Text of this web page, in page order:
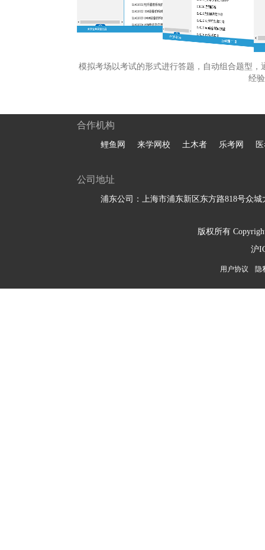
模拟考场以考试的形式进行答题，自动组合题型
经
合作机构
鲤鱼网 来学网校 土木者 乐考网
公司地址
浦东公司：上海市浦东新区东方路818号众城
版权所有
沪
用户协议 隐